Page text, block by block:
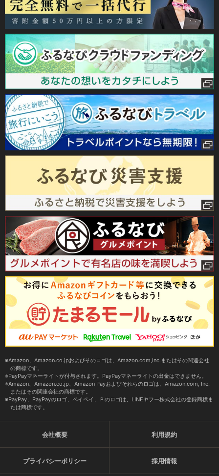
Amazon、Amazon.co.jpおよびそのロゴは、Amazon.com,Inc.またはその関連会社
の商標です。
PayPayマネーライトが付与されます。PayPayマネーライトの出金はできません。
Amazon、Amazon.co.jp、Amazon Payおよびそれらのロゴは、Amazon.com, Inc.
またはその関連会社の商標です。
PayPay、PayPayのロゴ、ペイペイ、Ｐのロゴは、LINEヤフー株式会社の登録商標ま
たは商標です。
会社概要 利用規約
プライバシーポリシー 採用情報